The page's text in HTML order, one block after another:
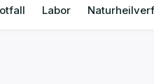
Labor